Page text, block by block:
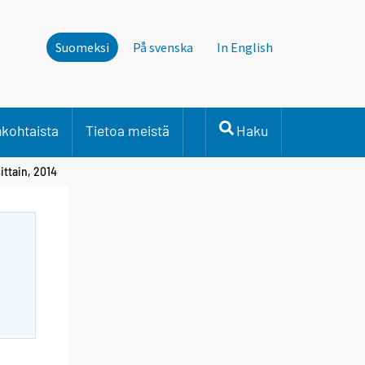
Suomeksi På svenska In English
Tietoa meistä Haku
2014